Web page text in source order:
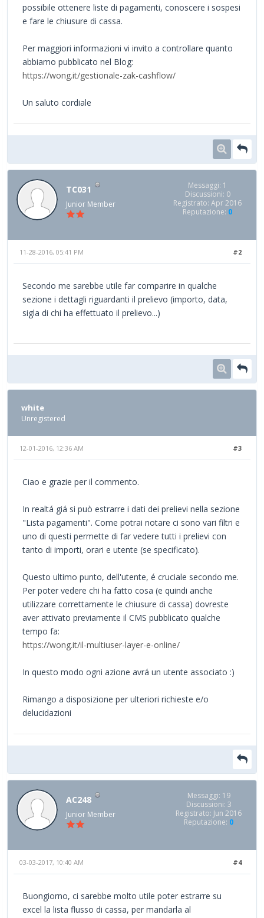
possibile ottenere liste di pagamenti, conoscere i sospesi
e fare le chiusure di cassa.
Per maggiori informazioni vi invito a controllare quanto
abbiamo pubblicato nel Blog:
https://wong.it/gestionale-zak-cashflow/
Un saluto cordiale
TC031
Junior Member
Messaggi: 1
Discussioni: 0
Registrato: Apr 2016
Reputazione: 0
#2
11-28-2016, 05:41 PM
Secondo me sarebbe utile far comparire in qualche
sezione i dettagli riguardanti il prelievo (importo, data,
sigla di chi ha effettuato il prelievo...)
white
Unregistered
#3
12-01-2016, 12:36 AM
Ciao e grazie per il commento.
In realtá giá si può estrarre i dati dei prelievi nella sezione
"Lista pagamenti". Come potrai notare ci sono vari filtri e
uno di questi permette di far vedere tutti i prelievi con
tanto di importi, orari e utente (se specificato).
Questo ultimo punto, dell'utente, é cruciale secondo me.
Per poter vedere chi ha fatto cosa (e quindi anche
utilizzare correttamente le chiusure di cassa) dovreste
aver attivato previamente il CMS pubblicato qualche
tempo fa:
https://wong.it/il-multiuser-layer-e-online/
In questo modo ogni azione avrá un utente associato :)
Rimango a disposizione per ulteriori richieste e/o
delucidazioni
AC248
Junior Member
Messaggi: 19
Discussioni: 3
Registrato: Jun 2016
Reputazione: 0
#4
03-03-2017, 10:40 AM
Buongiorno, ci sarebbe molto utile poter estrarre su
excel la lista flusso di cassa, per mandarla al